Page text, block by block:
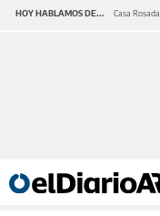
HOY HABLAMOS DE... Casa Rosada